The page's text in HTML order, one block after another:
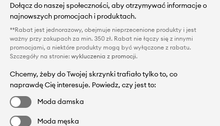
Dołącz do naszej społeczności, aby otrzymywać informacje o
najnowszych promocjach i produktach.
**Rabat jest jednorazowy, obejmuje nieprzecenione produkty i jest
ważny przy zakupach za min. 350 zł. Rabat nie łączy się z innymi
promocjami, a niektóre produkty mogą być wyłączone z rabatu.
Szczegóły na stronie: wykluczenia z promocji.
Chcemy, żeby do Twojej skrzynki trafiało tylko to, co
naprawdę Cię interesuje. Powiedz, czy jest to:
Moda damska
Moda męska